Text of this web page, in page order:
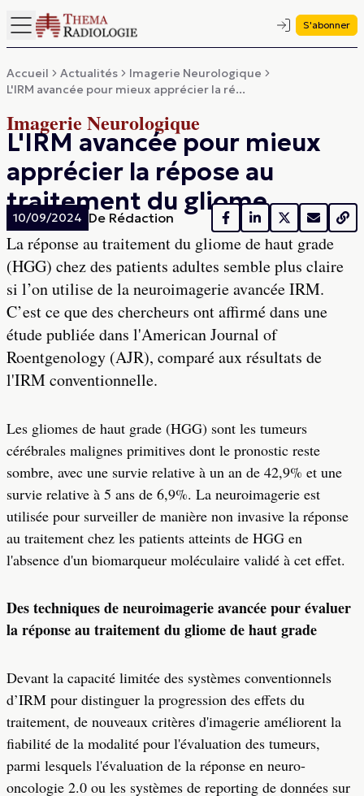
S'abonner
Accueil Actualités
Imagerie Neurologique
L'IRM avancée pour mieux apprécier la ré...
Imagerie Neurologique
L'IRM avancée pour mieux
apprécier la répose au
traitement du gliome
10/09/2024 De Rédaction
La réponse au traitement du gliome de haut grade
(HGG) chez des patients adultes semble plus claire
si l’on utilise de la neuroimagerie avancée IRM.
C’est ce que des chercheurs ont affirmé dans une
étude publiée dans l'American Journal of
Roentgenology (AJR), comparé aux résultats de
l'IRM conventionnelle.
Les gliomes de haut grade (HGG) sont les tumeurs
cérébrales malignes primitives dont le pronostic reste
sombre, avec une survie relative à un an de 42,9% et une
survie relative à 5 ans de 6,9%. La neuroimagerie est
utilisée pour surveiller de manière non invasive la réponse
au traitement chez les patients atteints de HGG en
l'absence d'un biomarqueur moléculaire validé à cet effet.
Des techniques de neuroimagerie avancée pour évaluer
la réponse au traitement du gliome de haut grade
Devant la capacité limitée des systèmes conventionnels
d’IRM pour distinguer la progression des effets du
traitement, de nouveaux critères d'imagerie améliorent la
fiabilité de la modalité pour l'évaluation des tumeurs,
parmi lesquels l'évaluation de la réponse en neuro-
oncologie 2.0 ou les systèmes de reporting de données sur